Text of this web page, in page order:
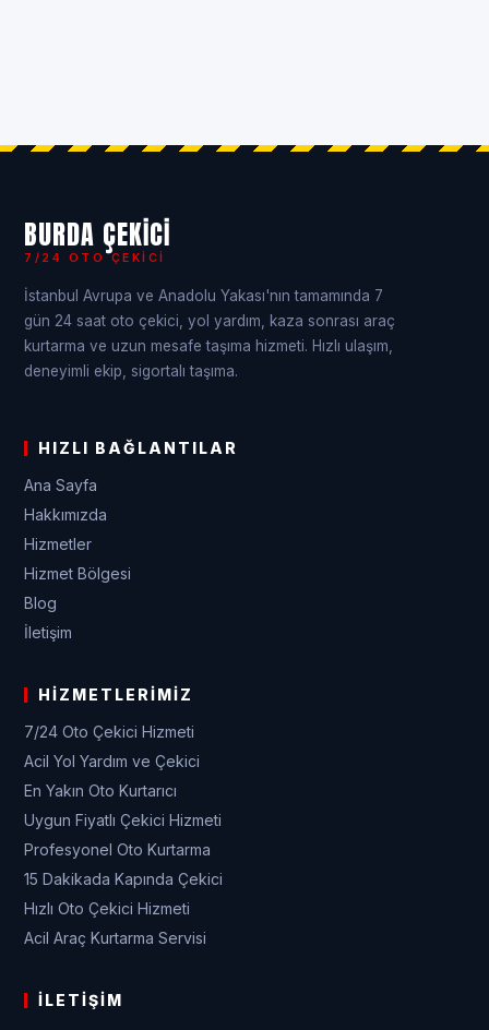
BURDA ÇEKICI
7/24 OTO ÇEKICI
İstanbul Avrupa ve Anadolu Yakası'nın tamamında 7
gün 24 saat oto çekici, yol yardım, kaza sonrası araç
kurtarma ve uzun mesafe taşıma hizmeti. Hızlı ulaşım,
deneyimli ekip, sigortalı taşıma.
HIZLI BAĞLANTILAR
Ana Sayfa
Hakkımızda
Hizmetler
Hizmet Bölgesi
Blog
İletişim
HIZMETLERIMIZ
7/24 Oto Çekici Hizmeti
Acil Yol Yardım ve Çekici
En Yakın Oto Kurtarıcı
Uygun Fiyatlı Çekici Hizmeti
Profesyonel Oto Kurtarma
15 Dakikada Kapında Çekici
Hızlı Oto Çekici Hizmeti
Acil Araç Kurtarma Servisi
İLETIŞIM